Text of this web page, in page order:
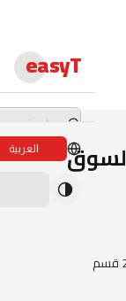
easyT
دورات لايف
العربية